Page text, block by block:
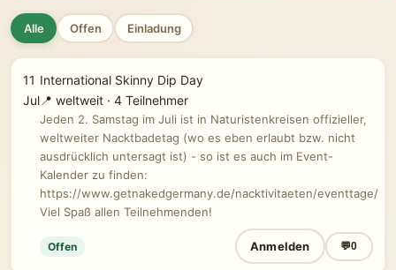
Alle Offen Einladung
11
Jul
International Skinny Dip Day
📍 weltweit · 4 Teilnehmer
Jeden 2. Samstag im Juli ist in Naturistenkreisen offizieller,
weltweiter Nacktbadetag (wo es eben erlaubt bzw. nicht
ausdrücklich untersagt ist) - so ist es auch im Event-
Kalender zu finden:
https://www.getnakedgermany.de/nacktivitaeten/eventtage/
Viel Spaß allen Teilnehmenden!
Offen Anmelden 💬0